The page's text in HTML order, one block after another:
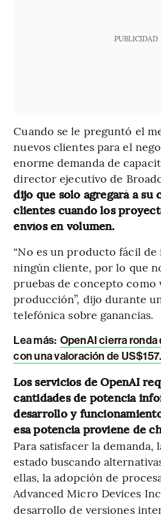
PUBLICIDAD
Cuando se le preguntó el
nuevos clientes para el
enorme demanda de
director ejecutivo de
dijo que solo agregará a su
clientes cuando los
envíos en volumen.
“No es un producto fácil
ningún cliente, por lo que
pruebas de concepto como
producción”, dijo durante
telefónica sobre ganancias.
Lea más: OpenAI cierra
con una valoración de
Los servicios de OpenAI
cantidades de potencia
desarrollo y
esa potencia proviene de
Para satisfacer la demanda,
estado buscando
ellas, la adopción de
Advanced Micro Devices
desarrollo de versiones